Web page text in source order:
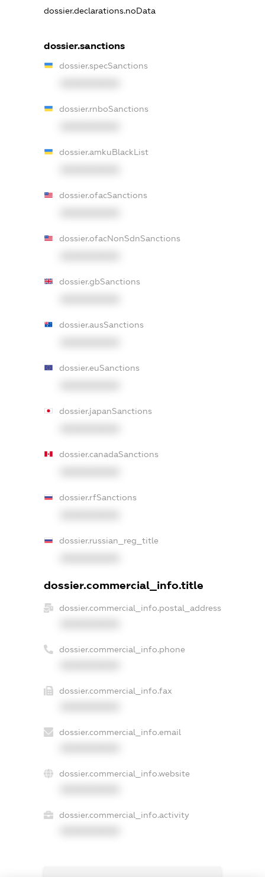
dossier.declarations.noData
dossier.sanctions
dossier.specSanctions
dossier.rnboSanctions
dossier.amkuBlackList
dossier.ofacSanctions
dossier.ofacNonSdnSanctions
dossier.gbSanctions
dossier.ausSanctions
dossier.euSanctions
dossier.japanSanctions
dossier.canadaSanctions
dossier.rfSanctions
dossier.russian_reg_title
dossier.commercial_info.title
dossier.commercial_info.postal_address
dossier.commercial_info.phone
dossier.commercial_info.fax
dossier.commercial_info.email
dossier.commercial_info.website
dossier.commercial_info.activity